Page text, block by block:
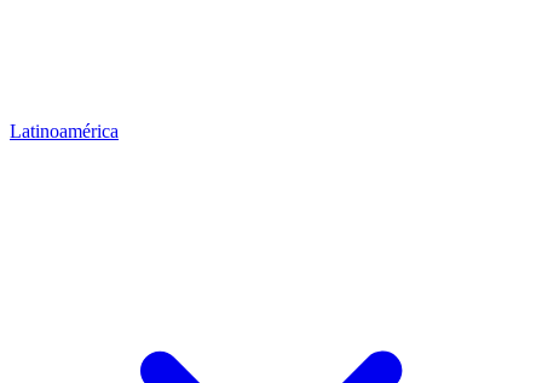
Latinoamérica